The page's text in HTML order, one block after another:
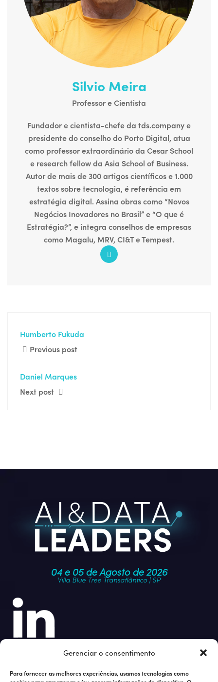
Gerenciar o consentimento
Para fornecer as melhores experiências, usamos tecnologias como
Silvio Meira
Professor e Cientista
Fundador e cientista-chefe da tds.company e
presidente do conselho do Porto Digital, atua
como professor extraordinário da Cesar School
e research fellow da Asia School of Business.
Autor de mais de 300 artigos científicos e 1.000
textos sobre tecnologia, é referência em
estratégia digital. Assina obras como “Novos
Negócios Inovadores no Brasil” e “O que é
Estratégia?”, e integra conselhos de empresas
como Magalu, MRV, CI&T e Tempest.
Humberto Fukuda
Previous post
Daniel Marques
Next post
04 e 05 de Agosto de 2026
Villa Blue Tree Transatlântico | SP
Junte-se à nossa comunidade